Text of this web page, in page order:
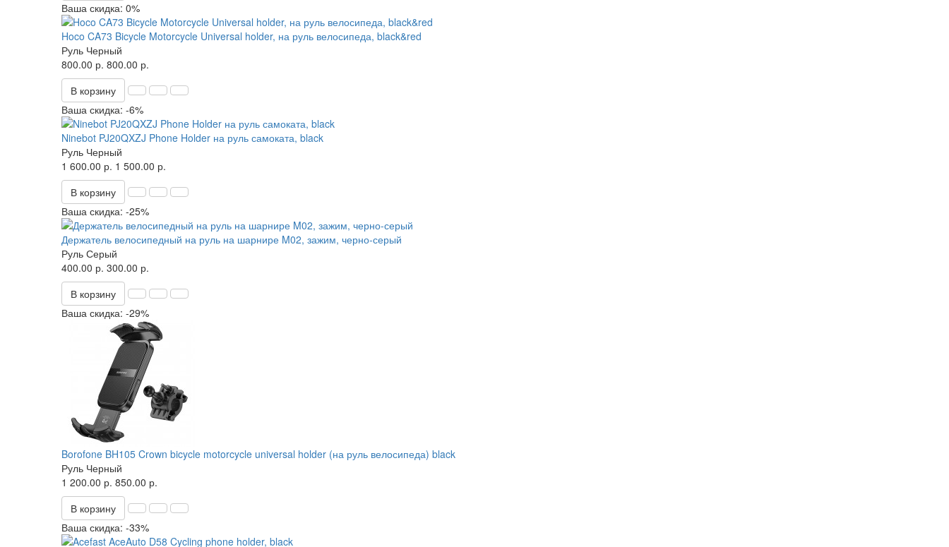
Ваша скидка: 0%
Hoco CA73 Bicycle Motorcycle Universal holder, на руль велосипеда, black&red
Руль Черный
800.00 р. 800.00 р.
В корзину
Ваша скидка: -6%
Ninebot PJ20QXZJ Phone Holder на руль самоката, black
Руль Черный
1 600.00 р. 1 500.00 р.
В корзину
Ваша скидка: -25%
Держатель велосипедный на руль на шарнире M02, зажим, черно-серый
Руль Серый
400.00 р. 300.00 р.
В корзину
Ваша скидка: -29%
Borofone BH105 Crown bicycle motorcycle universal holder (на руль велосипеда) black
Руль Черный
1 200.00 р. 850.00 р.
В корзину
Ваша скидка: -33%